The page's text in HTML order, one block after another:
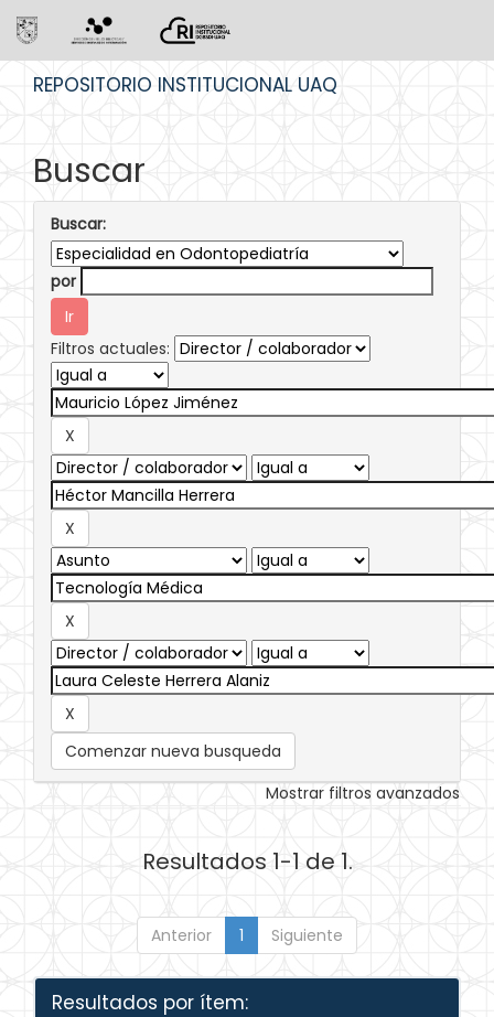
REPOSITORIO INSTITUCIONAL UAQ
Buscar
Buscar:
por
Filtros actuales:
Comenzar nueva busqueda
Mostrar filtros avanzados
Resultados 1-1 de 1.
Anterior 1 Siguiente
Resultados por ítem: